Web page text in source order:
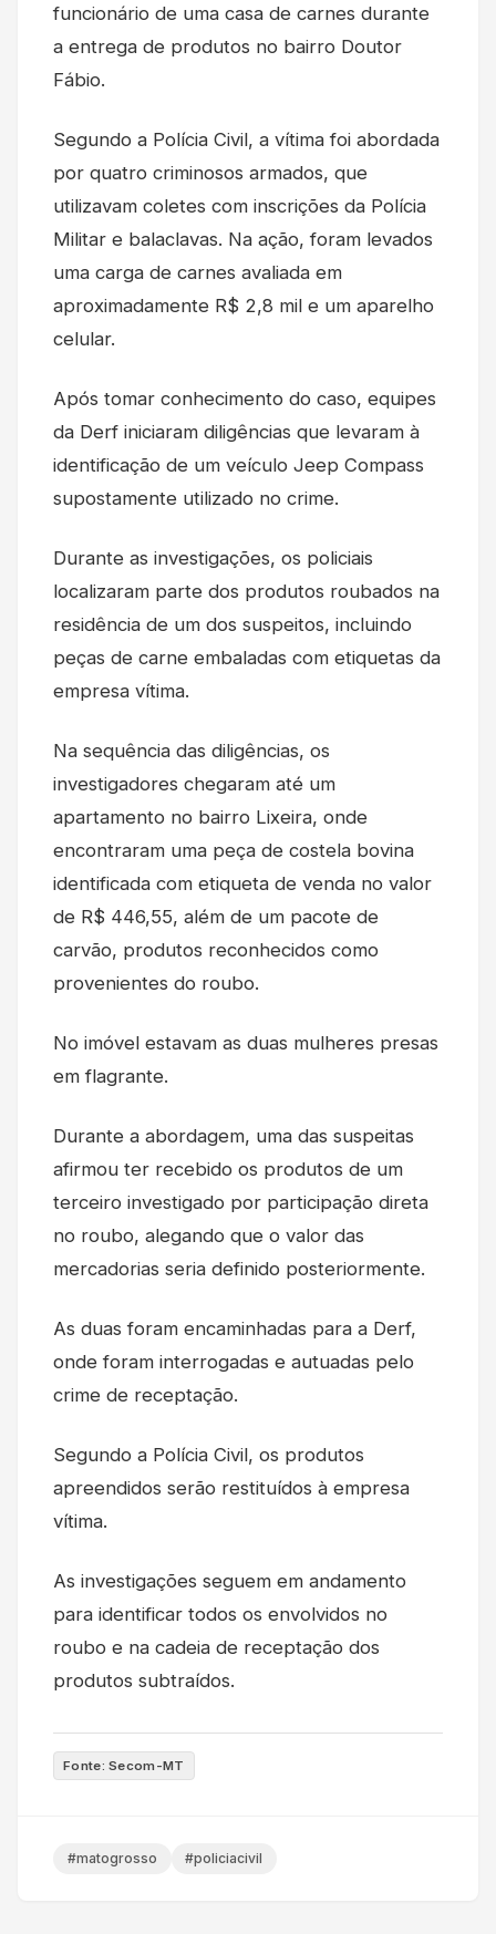
funcionário de uma casa de carnes durante
a entrega de produtos no bairro Doutor
Fábio.
Segundo a Polícia Civil, a vítima foi abordada
por quatro criminosos armados, que
utilizavam coletes com inscrições da Polícia
Militar e balaclavas. Na ação, foram levados
uma carga de carnes avaliada em
aproximadamente R$ 2,8 mil e um aparelho
celular.
Após tomar conhecimento do caso, equipes
da Derf iniciaram diligências que levaram à
identificação de um veículo Jeep Compass
supostamente utilizado no crime.
Durante as investigações, os policiais
localizaram parte dos produtos roubados na
residência de um dos suspeitos, incluindo
peças de carne embaladas com etiquetas da
empresa vítima.
Na sequência das diligências, os
investigadores chegaram até um
apartamento no bairro Lixeira, onde
encontraram uma peça de costela bovina
identificada com etiqueta de venda no valor
de R$ 446,55, além de um pacote de
carvão, produtos reconhecidos como
provenientes do roubo.
No imóvel estavam as duas mulheres presas
em flagrante.
Durante a abordagem, uma das suspeitas
afirmou ter recebido os produtos de um
terceiro investigado por participação direta
no roubo, alegando que o valor das
mercadorias seria definido posteriormente.
As duas foram encaminhadas para a Derf,
onde foram interrogadas e autuadas pelo
crime de receptação.
Segundo a Polícia Civil, os produtos
apreendidos serão restituídos à empresa
vítima.
As investigações seguem em andamento
para identificar todos os envolvidos no
roubo e na cadeia de receptação dos
produtos subtraídos.
Fonte: Secom-MT
#matogrosso #policiacivil